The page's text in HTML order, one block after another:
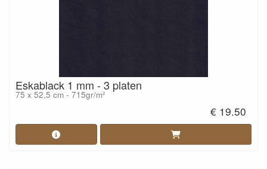
Eskablack 1 mm - 3 platen
75 x 52,5 cm - 715gr/m²
€ 19.50